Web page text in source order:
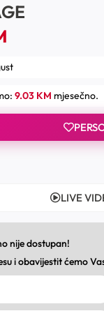
9.03 KM mjesečno.
LIVE
nije dostupan!
i obavijestit ćemo